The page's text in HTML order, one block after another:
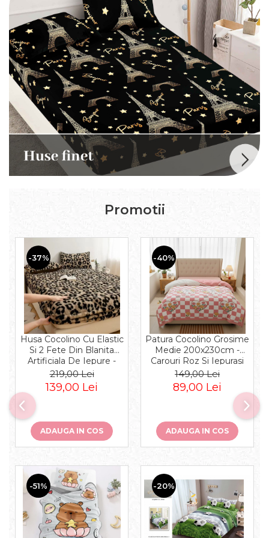
Promotii
-37%
Husa Cocolino Cu Elastic
Si 2 Fete Din Blanita
Artificiala De Iepure -
Rabbit - 180x200x30cm -
Animal Print Maro
219,00 Lei
139,00 Lei
ADAUGA IN COS
-51%
-40%
Patura Cocolino Grosime
Medie 200x230cm -
Carouri Roz Si Iepurasi
149,00 Lei
89,00 Lei
ADAUGA IN COS
-20%